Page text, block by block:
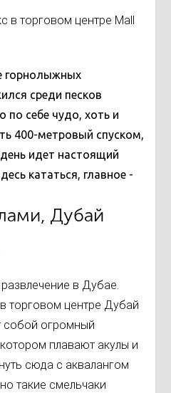
в торговом центре Mall
горнолыжных
среди песков
по себе чудо, хоть и
400-метровый спуском,
идет настоящий
кататься, главное -
Дубай
в Дубае.
торговом центре Дубай
собой огромный
плавают акулы и
сюда с аквалангом
такие смельчаки